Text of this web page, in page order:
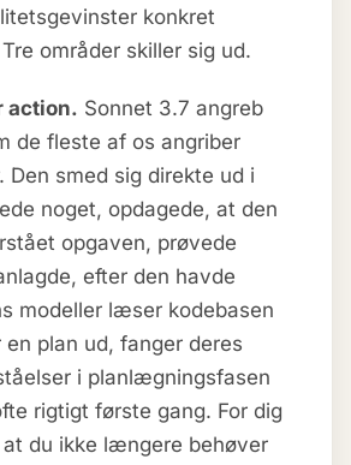
konkret
områder skiller sig ud.
action. Sonnet 3.7 angreb
de fleste af os angriber
Den smed sig direkte ud i
noget, opdagede, at den
opgaven, prøvede
efter den havde
modeller læser kodebasen
plan ud, fanger deres
i planlægningsfasen
rigtigt første gang. For dig
du ikke længere behøver